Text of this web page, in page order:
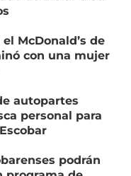
McDonald’s de
con una mujer
autopartes
personal para
podrán